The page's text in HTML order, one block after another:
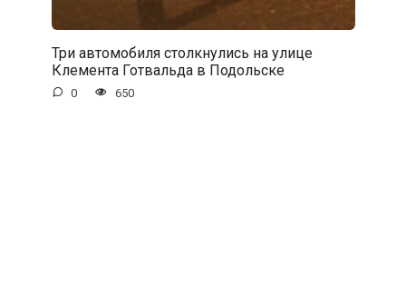
Три автомобиля столкнулись на улице
Клемента Готвальда в Подольске
0 650